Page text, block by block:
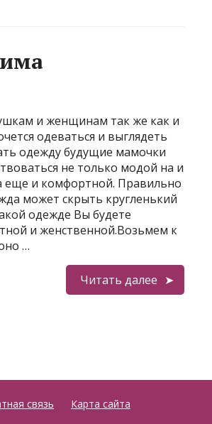
и женщинам так же как и
одеваться и выглядеть
одежду будущие мамочки
не только модой на и
еще и комфортной. Правильно
может скрыть кругленький
одежде Вы будете
и женственной.Возьмем к
…
Читать далее
связь Карта сайта